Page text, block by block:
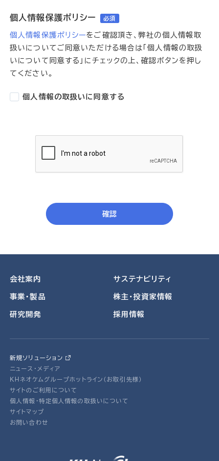
個人情報保護ポリシー
個人情報保護ポリシーをご確認頂き、弊社の個人情報取
扱いについてご同意いただける場合は「個人情報の取扱
いについて同意する」にチェックの上、確認ボタンを押し
てください。
個人情報の取扱いに同意する
this
確認
会社案内
事業・製品
研究開発
サステナビリティ
株主・投資家情報
採用情報
新規ソリューション
ニュース・メディア
ＫＨネオケムグループホットライン（お取引先様）
サイトのご利用について
個人情報・特定個人情報の取扱いについて
サイトマップ
お問い合わせ